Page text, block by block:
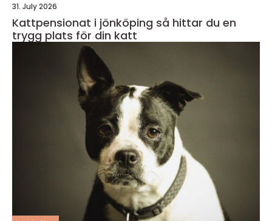
31. July 2026
Kattpensionat i jönköping så hittar du en
trygg plats för din katt